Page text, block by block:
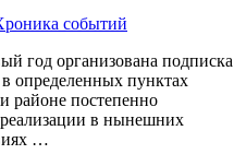
событий
год организована подписка
в определенных пунктах
районе постепенно
реализации в нынешних
…